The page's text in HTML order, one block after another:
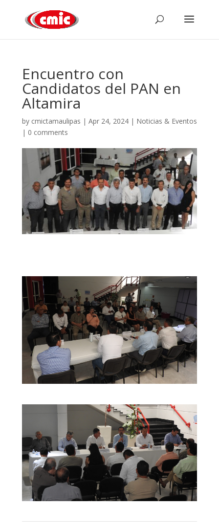
Encuentro con
Candidatos del PAN en
Altamira
by cmictamaulipas | Apr 24, 2024| Noticias & Eventos
| 0 comments